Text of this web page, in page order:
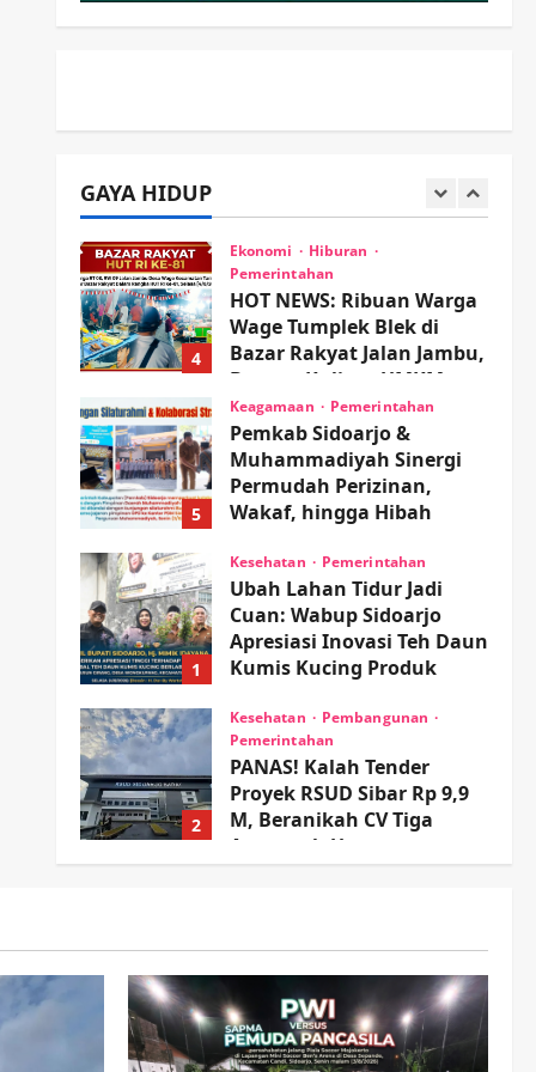
GAYA HIDUP
3
Mesin Menuju Piala Soccer
4
Ekonomi
Hiburan
Pemerintahan
HOT NEWS: Ribuan Warga
Wage Tumplek Blek di
Bazar Rakyat Jalan Jambu,
Borong Kuliner UMKM
Sambil Nonton Jaranan!
wartanusa 4 Agustus 2026
5
Keagamaan Pemerintahan
Pemkab Sidoarjo &
Muhammadiyah Sinergi
Permudah Perizinan,
Wakaf, hingga Hibah
1
Kesehatan Pemerintahan
Ubah Lahan Tidur Jadi
Cuan: Wabup Sidoarjo
Apresiasi Inovasi Teh Daun
Kumis Kucing Produk
wartanusa 8 Agustus 2026
2
Kesehatan
Pembangunan
Pemerintahan
PANAS! Kalah Tender
Proyek RSUD Sibar Rp 9,9
M, Beranikah CV Tiga
Anugerah Utama
Pertaruhkan Jaminan Rp
3
PP Sidoarjo Memanaskan
Mesin Menuju Piala Soccer
wartanusa 5 Agustus 2026
Ekonomi Hiburan
Pemerintahan